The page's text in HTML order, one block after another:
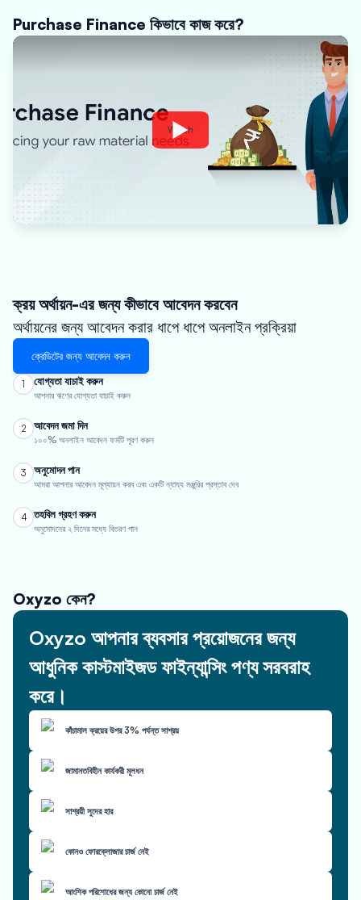
Purchase Finance কিভাবে কাজ করে?
Watch
ক্রয় অর্থায়ন-এর জন্য কীভাবে আবেদন করবেন
অর্থায়নের জন্য আবেদন করার ধাপে ধাপে অনলাইন প্রক্রিয়া
ক্রেডিটের জন্য আবেদন করুন
1 যোগ্যতা যাচাই করুন
আপনার ঋণের যোগ্যতা যাচাই করুন
2 আবেদন জমা দিন
১০০% অনলাইন আবেদন ফর্মটি পূরণ করুন
3 অনুমোদন পান
আমরা আপনার আবেদন মূল্যায়ন করব এবং একটি ন্যায্য মঞ্জুরির প্রস্তাব দেব
4 তহবিল গ্রহণ করুন
অনুমোদনের ২ দিনের মধ্যে বিতরণ পান
Oxyzo কেন?
Oxyzo আপনার ব্যবসার প্রয়োজনের জন্য
আধুনিক কাস্টমাইজড ফাইন্যান্সিং পণ্য সরবরাহ
করে।
কাঁচামাল ক্রয়ের উপর 3% পর্যন্ত সাশ্রয়
জামানতবিহীন কার্যকরী মূলধন
সাশ্রয়ী সুদের হার
কোনও ফোরক্লোজার চার্জ নেই
আংশিক পরিশোধের জন্য কোনো চার্জ নেই